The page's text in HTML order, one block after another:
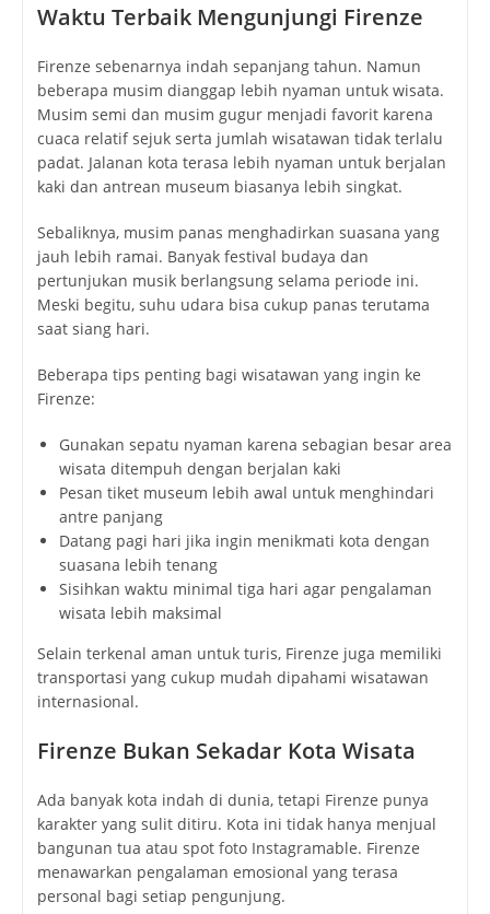
Waktu Terbaik Mengunjungi Firenze
Firenze sebenarnya indah sepanjang tahun. Namun
beberapa musim dianggap lebih nyaman untuk wisata.
Musim semi dan musim gugur menjadi favorit karena
cuaca relatif sejuk serta jumlah wisatawan tidak terlalu
padat. Jalanan kota terasa lebih nyaman untuk berjalan
kaki dan antrean museum biasanya lebih singkat.
Sebaliknya, musim panas menghadirkan suasana yang
jauh lebih ramai. Banyak festival budaya dan
pertunjukan musik berlangsung selama periode ini.
Meski begitu, suhu udara bisa cukup panas terutama
saat siang hari.
Beberapa tips penting bagi wisatawan yang ingin ke
Firenze:
Gunakan sepatu nyaman karena sebagian besar area
wisata ditempuh dengan berjalan kaki
Pesan tiket museum lebih awal untuk menghindari
antre panjang
Datang pagi hari jika ingin menikmati kota dengan
suasana lebih tenang
Sisihkan waktu minimal tiga hari agar pengalaman
wisata lebih maksimal
Selain terkenal aman untuk turis, Firenze juga memiliki
transportasi yang cukup mudah dipahami wisatawan
internasional.
Firenze Bukan Sekadar Kota Wisata
Ada banyak kota indah di dunia, tetapi Firenze punya
karakter yang sulit ditiru. Kota ini tidak hanya menjual
bangunan tua atau spot foto Instagramable. Firenze
menawarkan pengalaman emosional yang terasa
personal bagi setiap pengunjung.